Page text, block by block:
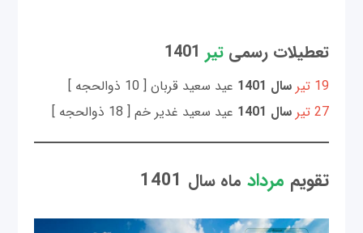
تعطیلات رسمیتیر
19 تیر سال 1401
عید سعید قربان [ 10 ذوالحجه ]
27 تیر
سال 1401 عید سعید غدیر خم [ 18 ذوالحجه ]
تقویم مرداد ماه سال